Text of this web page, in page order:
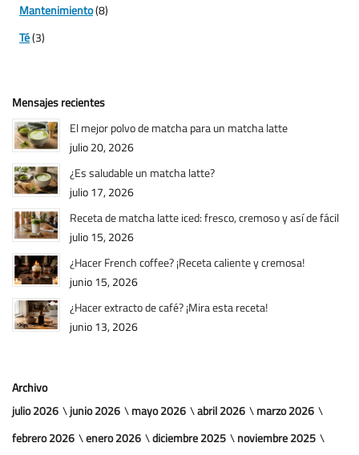
Mantenimiento(8)
Té(3)
Mensajes recientes
El mejor polvo de matcha para un matcha latte
julio 20, 2026
¿Es saludable un matcha latte?
julio 17, 2026
Receta de matcha latte iced: fresco, cremoso y así de fácil
julio 15, 2026
¿Hacer French coffee? ¡Receta caliente y cremosa!
junio 15, 2026
¿Hacer extracto de café? ¡Mira esta receta!
junio 13, 2026
Archivo
julio 2026
junio 2026 mayo 2026 abril 2026
marzo 2026
febrero 2026
enero 2026 diciembre 2025
noviembre 2025